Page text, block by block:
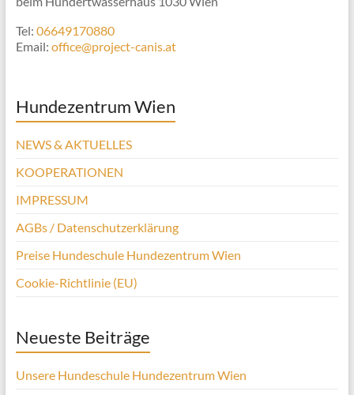
Tel: 06649170880
Email: office@project-canis.at
Hundezentrum Wien
NEWS & AKTUELLES
KOOPERATIONEN
IMPRESSUM
AGBs / Datenschutzerklärung
Preise Hundeschule Hundezentrum Wien
Cookie-Richtlinie (EU)
Neueste Beiträge
Unsere Hundeschule Hundezentrum Wien